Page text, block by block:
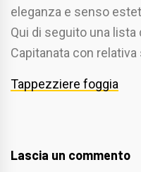
eleganza e senso
Qui di seguito una
Capitanata con
Tappezziere foggia
Lascia un commento